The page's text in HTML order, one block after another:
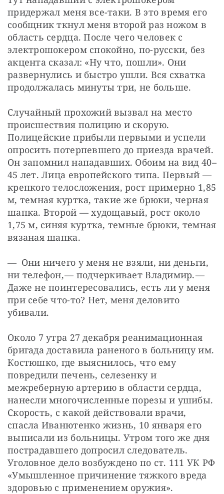
придержал меня все-таки. В это время его
сообщник ткнул меня второй раз ножом в
область сердца. После чего человек с
электрошокером спокойно, по-русски, без
акцента сказал: «Ну что, пошли». Они
развернулись и быстро ушли. Вся схватка
продолжалась минуты три, не больше.
Случайный прохожий вызвал на место
происшествия полицию и скорую.
Полицейские прибыли первыми и успели
опросить потерпевшего до приезда врачей.
Он запомнил нападавших. Обоим на вид 40–
45 лет. Лица европейского типа. Первый — ​
крепкого телосложения, рост примерно 1,85
м, темная куртка, такие же брюки, черная
шапка. Второй — ​худощавый, рост около
1,75 м, синяя куртка, темные брюки, темная
вязаная шапка.
— Они ничего у меня не взяли, ни деньги,
ни телефон, — ​подчеркивает Владимир. — ​
Даже не поинтересовались, есть ли у меня
при себе что-то? Нет, меня деловито
убивали.
Около 7 утра 27 декабря реанимационная
бригада доставила раненого в больницу им.
Костюшко, где выяснилось, что ему
повредили печень, селезенку и
межреберную артерию в области сердца,
нанесли многочисленные порезы и ушибы.
Скорость, с какой действовали врачи,
спасла Иванютенко жизнь, 10 января его
выписали из больницы. Утром того же дня
пострадавшего допросил следователь.
Уголовное дело возбуждено по ст. 111 УК РФ
«Умышленное причинение тяжкого вреда
здоровью с применением оружия».